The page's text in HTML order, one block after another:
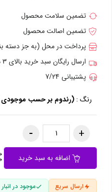
تضمین سلامت محصول
تضمین اصالت محصول
پرداخت در محل (به جز دسته
ارسال رایگان سبد خرید بالای 3 میلیون تومان
پشتیبانی 7/24
رنگ : (رندوم بر حسب موجودی
اضافه به سبد خرید
ارسال سریع موجود در انبار